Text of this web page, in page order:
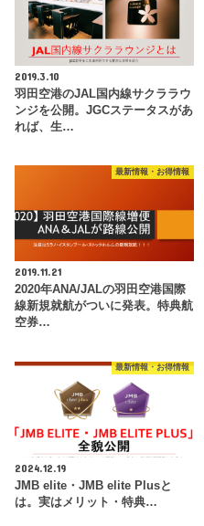
2019.3.10
羽田空港のJAL国内線サクララウ
ンジを公開。JGCステータスがあ
れば、生…
最新情報・お得情報
2019.11.21
2020年ANA/JALの羽田空港国際
線新規就航がついに発表。特典航
空券…
最新情報・お得情報
2024.12.19
JMB elite・JMB elite Plusと
は。実はメリット・特典…